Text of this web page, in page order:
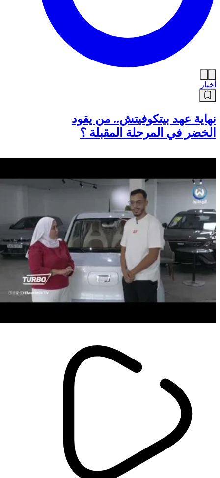
أخبار
نهاية عهد بيتكوفيتش.. من يقود
الخضر في المرحلة المقبلة ؟